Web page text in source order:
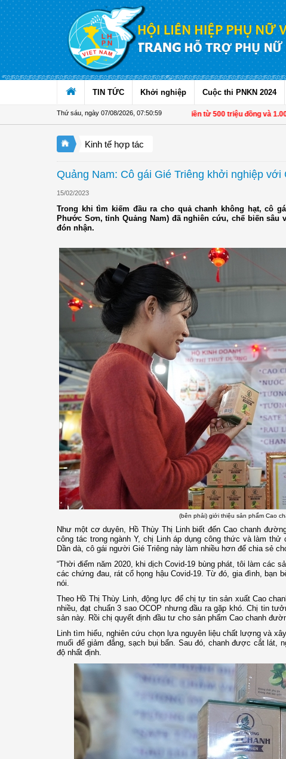
Truy cập nội dung luôn
TIN TỨC Khởi nghiệp Cuộc thi PNKN 2024
Thứ sáu, ngày 07/08/2026 07:51:00
Từ 1/11, chuyển tiền từ 500 triệu đồng và 1.000
Kinh tế hợp tác
Quảng Nam: Cô gái Gié Triêng khởi nghiệp
15/02/2023
Trong khi tìm kiếm đầu ra cho quả chanh không hạt, cô
Phước Sơn, tỉnh Quảng Nam) đã nghiên cứu, chế biến
đón nhận.
(bên phải) giới thiệu sản phẩm Cao
Như một cơ duyên, Hồ Thùy Thị Linh biết đến Cao chanh
công tác trong ngành Y, chị Linh áp dụng công thức và làm
Dần dà, cô gái người Gié Triêng này làm nhiều hơn để chia sẻ
“Thời điểm năm 2020, khi dịch Covid-19 bùng phát, tôi làm các
các chứng đau, rát cổ họng hậu Covid-19. Từ đó, gia đình, bạn
nói.
Theo Hồ Thị Thùy Linh, động lực để chị tự tin sản xuất Cao
nhiều, đạt chuẩn 3 sao OCOP nhưng đầu ra gặp khó. Chị tin
sản này. Rồi chị quyết định đầu tư cho sản phẩm Cao chanh
Linh tìm hiểu, nghiên cứu chọn lựa nguyên liệu chất lượng và
muối để giảm đắng, sạch bụi bẩn. Sau đó, chanh được cắt lát,
độ nhất định.